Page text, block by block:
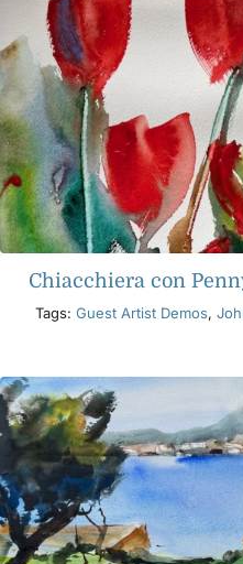
Chiacchiera con
Tags: Guest Artist Demos,